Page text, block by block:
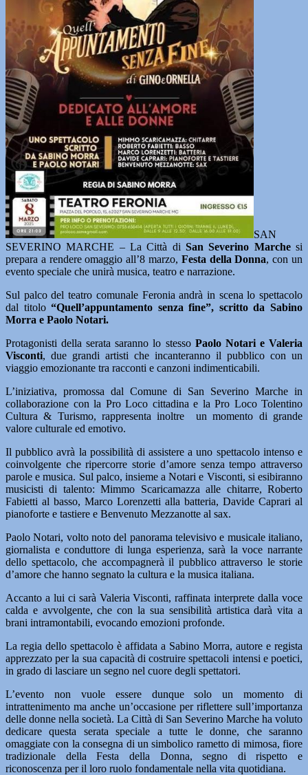
SAN
SEVERINO MARCHE – La Città di San Severino Marchesi
prepara a rendere omaggio all’8 marzo, Festa della Donna, con un
evento speciale che unirà musica, teatro e narrazione.
Sul palco del teatro comunale Feronia andrà in scena lo spettacolo
dal titolo“Quell’appuntamento senza fine”, scritto da Sabino
Morra e Paolo Notari.
Protagonisti della serata saranno lo stesso Paolo Notari e Valeria
Visconti, due grandi artisti che incanteranno il pubblico con un
viaggio emozionante tra racconti e canzoni indimenticabili.
L’iniziativa, promossa dal Comune di San Severino Marche in
collaborazione con la Pro Loco cittadina e la Pro Loco Tolentino
Cultura & Turismo, rappresenta inoltre un momento di grande
valore culturale ed emotivo.
Il pubblico avrà la possibilità di assistere a uno spettacolo intenso e
coinvolgente che ripercorre storie d’amore senza tempo attraverso
parole e musica. Sul palco, insieme a Notari e Visconti, si esibiranno
musicisti di talento: Mimmo Scaricamazza alle chitarre, Roberto
Fabietti al basso, Marco Lorenzetti alla batteria, Davide Caprari al
pianoforte e tastiere e Benvenuto Mezzanotte al sax.
Paolo Notari, volto noto del panorama televisivo e musicale italiano,
giornalista e conduttore di lunga esperienza, sarà la voce narrante
dello spettacolo, che accompagnerà il pubblico attraverso le storie
d’amore che hanno segnato la cultura e la musica italiana.
Accanto a lui ci sarà Valeria Visconti, raffinata interprete dalla voce
calda e avvolgente, che con la sua sensibilità artistica darà vita a
brani intramontabili, evocando emozioni profonde.
La regia dello spettacolo è affidata a Sabino Morra, autore e regista
apprezzato per la sua capacità di costruire spettacoli intensi e poetici,
in grado di lasciare un segno nel cuore degli spettatori.
L’evento non vuole essere dunque solo un momento di
intrattenimento ma anche un’occasione per riflettere sull’importanza
delle donne nella società. La Città di San Severino Marche ha voluto
dedicare questa serata speciale a tutte le donne, che saranno
omaggiate con la consegna di un simbolico rametto di mimosa, fiore
tradizionale della Festa della Donna, segno di rispetto e
riconoscenza per il loro ruolo fondamentale nella vita quotidiana.